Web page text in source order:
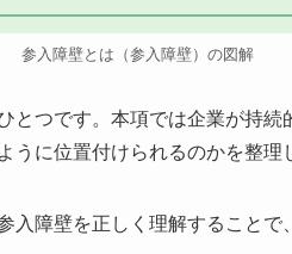
参入障壁とは（参入障壁）の図解
とつです。本項では企業が持
うに位置付けられるのかを整理
入障壁を正しく理解することで